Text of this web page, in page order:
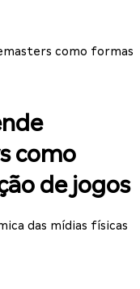
como formas
como
de jogos
das mídias físicas